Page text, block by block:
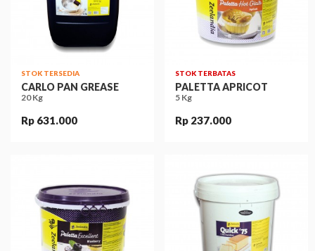
STOK TERSEDIA
CARLO PAN GREASE
20 Kg
Rp 631.000
STOK TERBATAS
PALETTA APRICOT
5 Kg
Rp 237.000